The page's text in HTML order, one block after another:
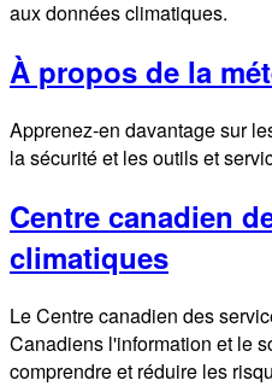
aux données climatiques.
À propos de la
Apprenez-en davantage sur
la sécurité et les outils et
Centre canadien
climatiques
Le Centre canadien des
Canadiens l'information et le
comprendre et réduire les